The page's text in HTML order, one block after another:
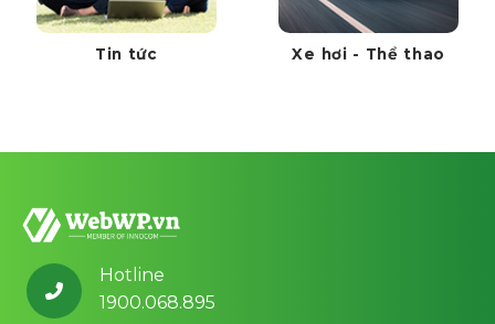
Tin tức Xe hơi - Thể thao
Hotline
1900.068.895